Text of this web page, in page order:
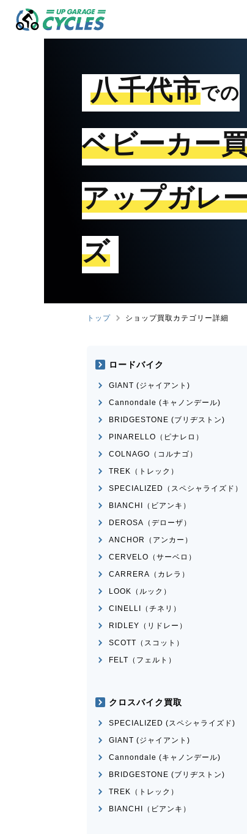
八千代市での
ベビーカー
アップガレ
ズ
トップ ショップ買取カテゴリー詳細
ロードバイク
GIANT (ジャイアント)
Cannondale (キャノンデール)
BRIDGESTONE (ブリヂストン)
PINARELLO（ピナレロ）
COLNAGO（コルナゴ）
TREK（トレック）
SPECIALIZED（スペシャライズド）
BIANCHI（ビアンキ）
DEROSA（デローザ）
ANCHOR（アンカー）
CERVELO（サーベロ）
CARRERA（カレラ）
LOOK（ルック）
CINELLI（チネリ）
RIDLEY（リドレー）
SCOTT（スコット）
FELT（フェルト）
クロスバイク買取
SPECIALIZED (スペシャライズド)
GIANT (ジャイアント)
Cannondale (キャノンデール)
BRIDGESTONE (ブリヂストン)
TREK（トレック）
BIANCHI（ビアンキ）